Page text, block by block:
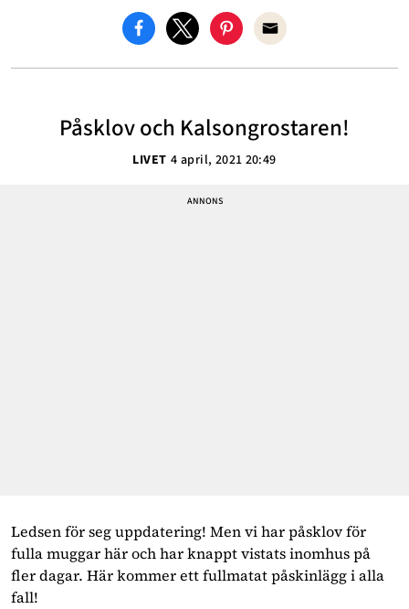
Påsklov och Kalsongrostaren!
LIVET 4 april, 2021 20:49
Ledsen för seg uppdatering! Men vi har påsklov för
fulla muggar här och har knappt vistats inomhus på
fler dagar. Här kommer ett fullmatat påskinlägg i alla
fall!